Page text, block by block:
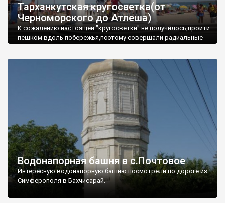
Тарханкутская кругосветка(от
Черноморского до Атлеша)
К сожалению настоящей "кругосветки" не получилось,пройти
пешком вдоль побережья,поэтому совершали радиальные
Водонапорная башня в с.Почтовое
Интересную водонапорную башню посмотрели по дороге из
Симферополя в Бахчисарай.